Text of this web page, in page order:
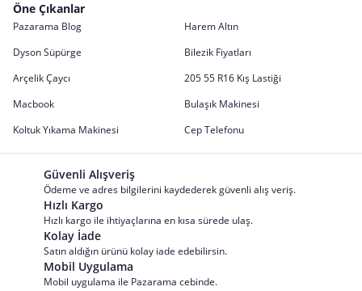
Öne Çıkanlar
Pazarama Blog
Harem Altın
Dyson Süpürge
Bilezik Fiyatları
Arçelik Çaycı
205 55 R16 Kış Lastiği
Macbook
Bulaşık Makinesi
Koltuk Yıkama Makinesi
Cep Telefonu
Güvenli Alışveriş
Ödeme ve adres bilgilerini kaydederek güvenli alış veriş.
Hızlı Kargo
Hızlı kargo ile ihtiyaçlarına en kısa sürede ulaş.
Kolay İade
Satın aldığın ürünü kolay iade edebilirsin.
Mobil Uygulama
Mobil uygulama ile Pazarama cebinde.